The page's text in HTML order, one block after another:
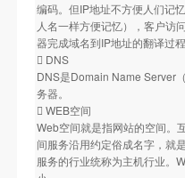
编码。但IP地址不方便人们记
人名一样方便记忆），客户访
器完成域名到IP地址的翻译过
 DNS
DNS是Domain Name Server
务器。
 WEB空间
Web空间就是指网站的空间。
间服务沿用约定俗成名字，就
服务的行业统称为主机行业。